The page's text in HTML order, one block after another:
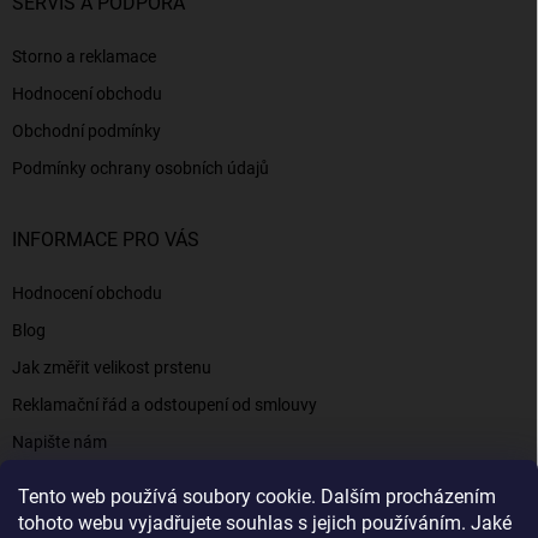
Tento web používá soubory cookie. Dalším procházením
tohoto webu vyjadřujete souhlas s jejich používáním. Jaké
Storno a reklamace
Hodnocení obchodu
Obchodní podmínky
Podmínky ochrany osobních údajů
INFORMACE PRO VÁS
Hodnocení obchodu
Blog
Jak změřit velikost prstenu
Reklamační řád a odstoupení od smlouvy
Napište nám